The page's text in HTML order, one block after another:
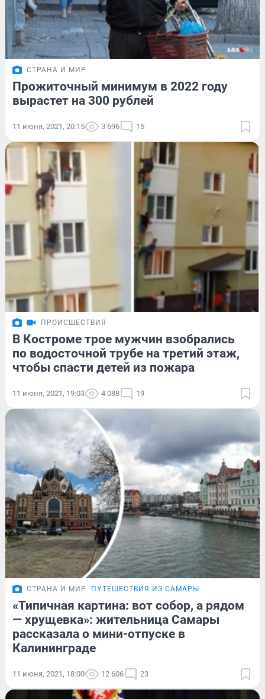
СТРАНА И МИР
Прожиточный минимум в 2022 году
вырастет на 300 рублей
11 июня, 2021, 20:15 3 696 15
ПРОИСШЕСТВИЯ
В Костроме трое мужчин взобрались
по водосточной трубе на третий этаж,
чтобы спасти детей из пожара
11 июня, 2021, 19:03 4 088 19
СТРАНА И МИР ПУТЕШЕСТВИЯ ИЗ САМАРЫ
«Типичная картина: вот собор, а рядом
— хрущевка»: жительница Самары
рассказала о мини-отпуске в
Калининграде
11 июня, 2021, 18:00 12 606 23